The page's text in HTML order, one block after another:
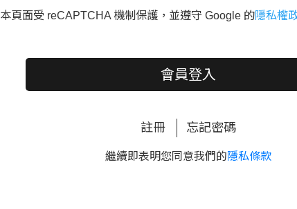
本頁面受 reCAPTCHA 機制保護，並遵守 Google 的隱私權
會員登入
註冊 忘記密碼
繼續即表明您同意我們的隱私條款